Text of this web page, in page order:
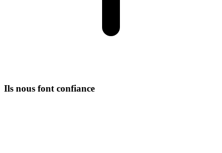
Ils nous font confiance